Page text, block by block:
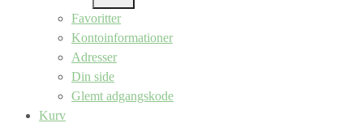
SUB
MENU
Favoritter
Kontoinformationer
Adresser
Din side
Glemt adgangskode
Kurv